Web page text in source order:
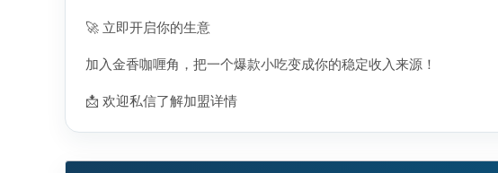
🚀 立即开启你的生意
加入金香咖喱角，把一个爆款小吃变成你的稳定收入来源！
📩 欢迎私信了解加盟详情